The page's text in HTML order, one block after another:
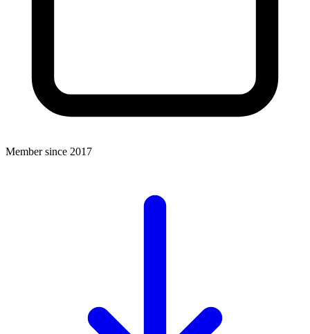
Member since 2017